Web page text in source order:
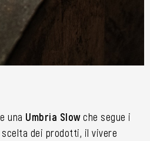
una Umbria Slowche segue i
dei prodotti, il vivere